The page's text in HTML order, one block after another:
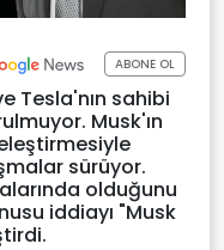
ABONE OL
Tesla'nın sahibi
Musk'ın
sürüyor.
olduğunu
iddiayı "Musk